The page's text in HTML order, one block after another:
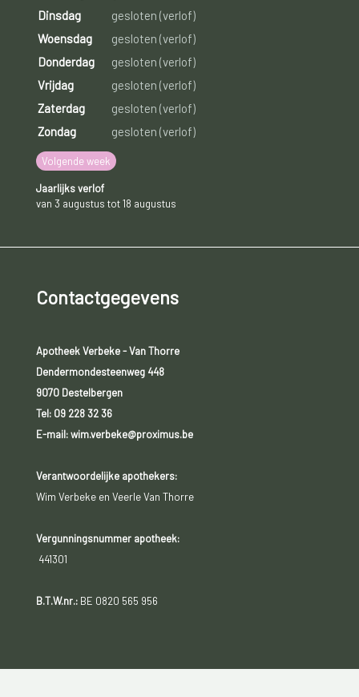
Dinsdag
gesloten (verlof)
Woensdag
gesloten (verlof)
Donderdag
gesloten (verlof)
Vrijdag
gesloten (verlof)
Zaterdag
gesloten (verlof)
Zondag
gesloten (verlof)
Volgende week
Jaarlijks verlof
van 3 augustus tot 18 augustus
Contactgegevens
Apotheek Verbeke - Van Thorre
Dendermondesteenweg 448
9070 Destelbergen
Tel: 09 228 32 36
E-mail: wim.verbeke@proximus.be
Verantwoordelijke apothekers:
Wim Verbeke en Veerle Van Thorre
Vergunningsnummer apotheek:
441301
B.T.W.nr.:BE 0820 565 956